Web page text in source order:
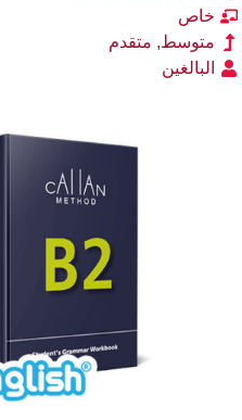
خاص
متوسط, متقدم
البالغين